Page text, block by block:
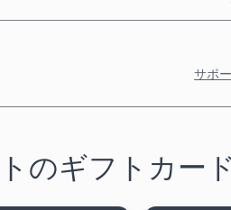
サポ
のギフトカー